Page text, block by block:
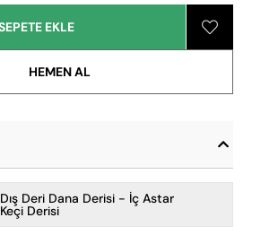
Dış Deri Dana Derisi - İç Astar
Keçi Derisi